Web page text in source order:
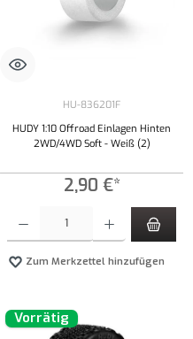
HU-836201F
HUDY 1:10 Offroad Einlagen Hinten
2WD/4WD Soft - Weiß (2)
2,90 €*
Zum Merkzettel hinzufügen
Vorrätig